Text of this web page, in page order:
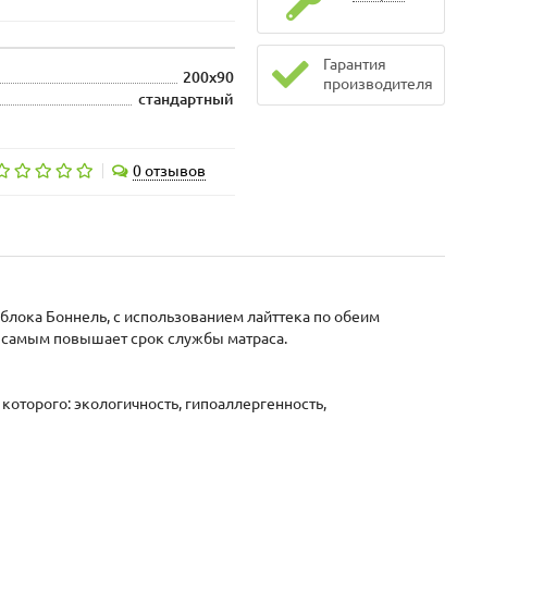
200x90
стандартный
0 отзывов
Гарантия
производителя
Боннель, с использованием лайттека по обеим
повышает срок службы матраса.
экологичность, гипоаллергенность,